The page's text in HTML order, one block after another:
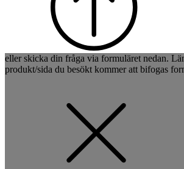
eller skicka din fråga via formuläret nedan.
produkt/sida du besökt kommer att bifogas